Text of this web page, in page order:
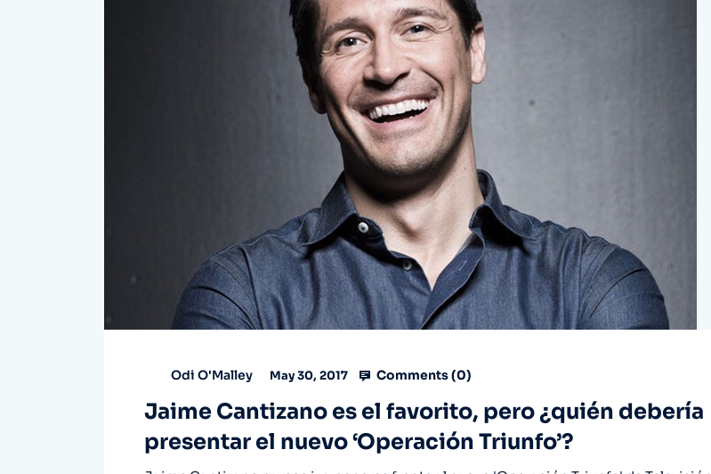
Odi O'Malley May 30, 2017 Comments (0)
Jaime Cantizano es el favorito, pero ¿quién debería
presentar el nuevo ‘Operación Triunfo’?